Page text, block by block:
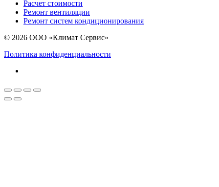
Расчет стоимости
Ремонт вентиляции
Ремонт систем кондиционирования
© 2026 ООО «Климат Сервис»
Политика конфиденциальности